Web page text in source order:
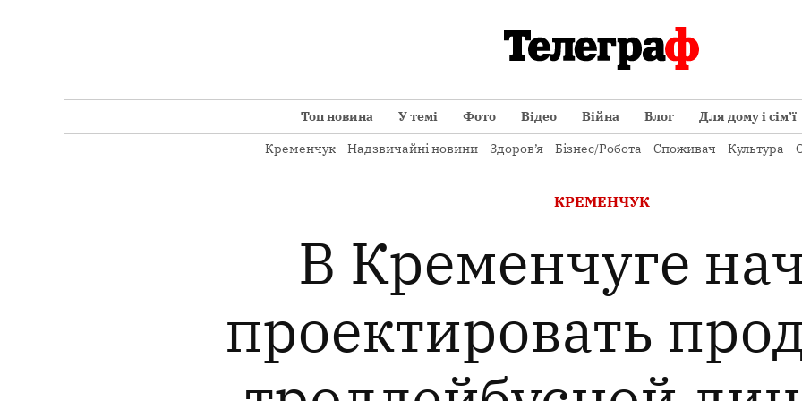
Топ новина У темі Фото Відео Війна Блог Для дому і сім’ї
Кременчук
Надзвичайні новини Здоров’я Бізнес/Робота Споживач Культура
ОПУБЛІКОВАНО
КРЕМЕНЧУК
В Кременчуге
проектировать